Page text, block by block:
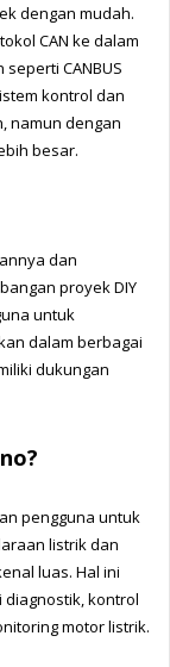
dengan mudah.
CAN ke dalam
CANBUS
kontrol dan
namun dengan
besar.
dan
proyek DIY
untuk
dalam berbagai
dukungan
pengguna untuk
listrik dan
luas. Hal ini
kontrol
motor listrik.